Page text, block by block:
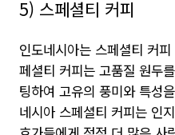
5) 스페셜티 커피
인도네시아는 스페셜티 커
페셜티 커피는 고품질 원두
팅하여 고유의 풍미와 특성
네시아 스페셜티 커피는 인